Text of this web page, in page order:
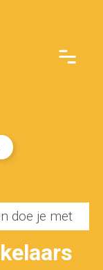
doe je met